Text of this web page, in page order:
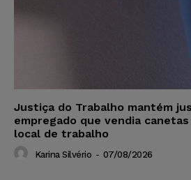
Justiça do Trabalho mantém
empregado que vendia
local de trabalho
Karina Silvério - 07/08/2026